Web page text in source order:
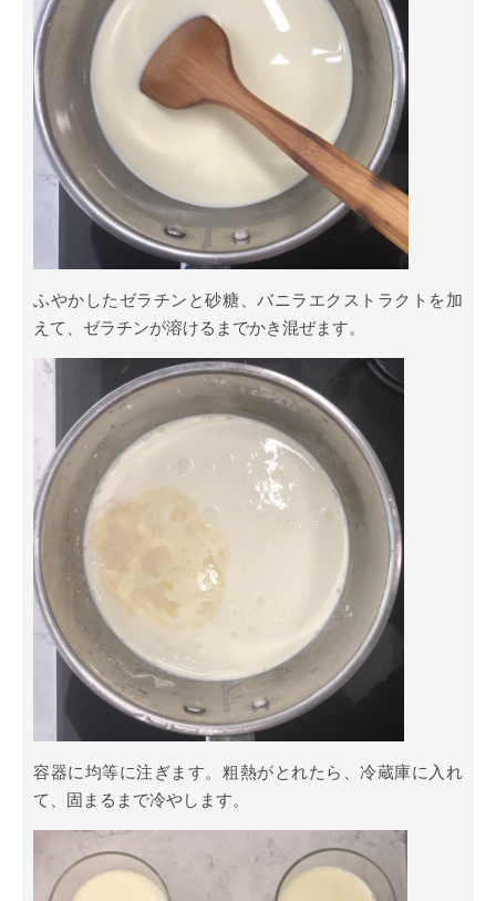
ふやかしたゼラチンと砂糖、バニラエクストラクトを加
えて、ゼラチンが溶けるまでかき混ぜます。
容器に均等に注ぎます。粗熱がとれたら、冷蔵庫に入れ
て、固まるまで冷やします。